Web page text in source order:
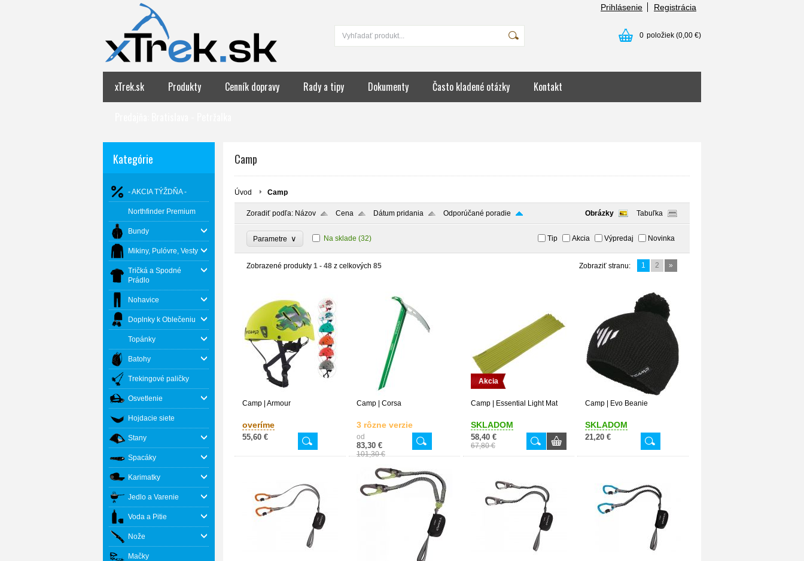
Prihlásenie Registrácia
0 položiek (0,00 €)
xTrek.sk Produkty Cenník dopravy Rady a tipy Dokumenty Často kladené otázky Kontakt
Kategórie
- AKCIA TÝŽDŇA -
Northfinder Premium
Bundy
Mikiny, Pulóvre, Vesty
Tričká a Spodné
Prádlo
Nohavice
Doplnky k Oblečeniu
Topánky
Batohy
Trekingové paličky
Osvetlenie
Hojdacie siete
Stany
Spacáky
Karimatky
Jedlo a Varenie
Voda a Pitie
Nože
Mačky
Camp
Úvod Camp
Zoradiť podľa: Názov Cena Dátum pridania Odporúčané poradie Obrázky Tabuľka
Parametre ∨ Na sklade (32) Tip Akcia Výpredaj Novinka
Zobrazené produkty 1 - 48 z celkových 85 Zobraziť stranu: 1 2 »
Camp | Armour
overíme
55,60 €
Camp | Corsa
3 rôzne verzie
od
83,30 €
101,30 €
Akcia
Camp | Essential Light Mat
SKLADOM
58,40 €
67,80 €
Camp | Evo Beanie
SKLADOM
21,20 €